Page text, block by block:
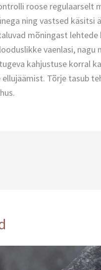
roose regulaarselt
ning vastsed käsitsi
mõningast
vaenlasi, nagu
kahjustuse korral
Tõrje tasub